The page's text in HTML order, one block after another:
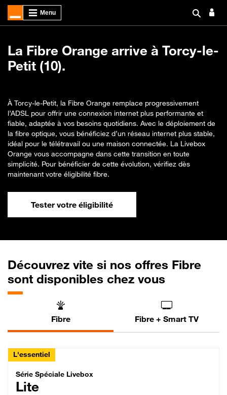
La Fibre Orange arrive à Torcy-le-
Petit (10).
À Torcy-le-Petit, la Fibre Orange remplace progressivement
l’ADSL pour offrir une connexion internet plus performante et
fiable, adaptée à vos besoins quotidiens. Avec le déploiement de
la fibre optique, vous bénéficiez d’un réseau internet plus stable,
idéal pour le télétravail ou une maison connectée. La Livebox
Orange vous accompagne dans cette transition en toute
simplicité. Pour bénéficier de cette évolution, vérifiez dès
maintenant votre éligibilité fibre.
Tester votre éligibilité
Découvrez vite si nos offres Fibre
sont disponibles chez vous
Fibre Fibre + Smart TV
L'essentiel
Série Spéciale Livebox Lite Fibre
Série Spéciale Livebox
Lite